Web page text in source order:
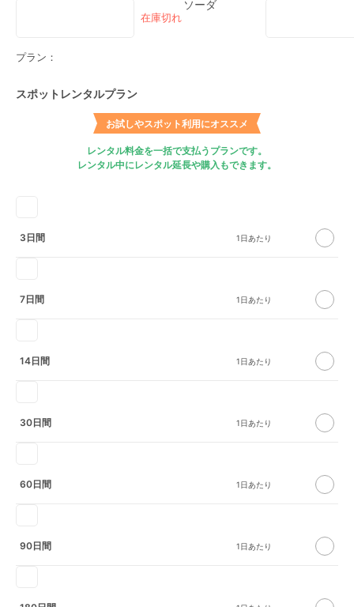
ソーダ
プラン：
スポットレンタルプラン
お試しやスポット利用にオススメ
レンタル料金を一括で支払うプランです。
レンタル中にレンタル延長や購入もできます。
3日間
7日間
14日間
30日間
60日間
90日間